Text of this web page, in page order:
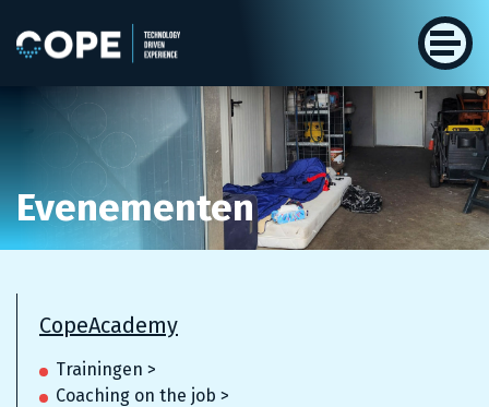
Evenementen
CopeAcademy
Trainingen >
Coaching on the job >